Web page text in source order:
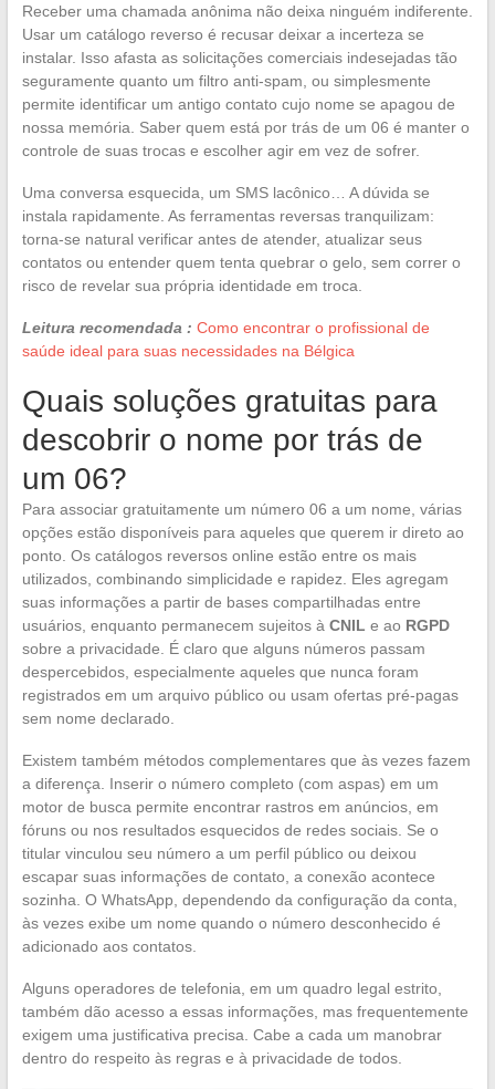
Receber uma chamada anônima não deixa ninguém indiferente.
Usar um catálogo reverso é recusar deixar a incerteza se
instalar. Isso afasta as solicitações comerciais indesejadas tão
seguramente quanto um filtro anti-spam, ou simplesmente
permite identificar um antigo contato cujo nome se apagou de
nossa memória. Saber quem está por trás de um 06 é manter o
controle de suas trocas e escolher agir em vez de sofrer.
Uma conversa esquecida, um SMS lacônico… A dúvida se
instala rapidamente. As ferramentas reversas tranquilizam:
torna-se natural verificar antes de atender, atualizar seus
contatos ou entender quem tenta quebrar o gelo, sem correr o
risco de revelar sua própria identidade em troca.
Leitura recomendada : Como encontrar o profissional de
saúde ideal para suas necessidades na Bélgica
Quais soluções gratuitas para
descobrir o nome por trás de
um 06?
Para associar gratuitamente um número 06 a um nome, várias
opções estão disponíveis para aqueles que querem ir direto ao
ponto. Os catálogos reversos online estão entre os mais
utilizados, combinando simplicidade e rapidez. Eles agregam
suas informações a partir de bases compartilhadas entre
usuários, enquanto permanecem sujeitos à CNIL e ao RGPD
sobre a privacidade. É claro que alguns números passam
despercebidos, especialmente aqueles que nunca foram
registrados em um arquivo público ou usam ofertas pré-pagas
sem nome declarado.
Existem também métodos complementares que às vezes fazem
a diferença. Inserir o número completo (com aspas) em um
motor de busca permite encontrar rastros em anúncios, em
fóruns ou nos resultados esquecidos de redes sociais. Se o
titular vinculou seu número a um perfil público ou deixou
escapar suas informações de contato, a conexão acontece
sozinha. O WhatsApp, dependendo da configuração da conta,
às vezes exibe um nome quando o número desconhecido é
adicionado aos contatos.
Alguns operadores de telefonia, em um quadro legal estrito,
também dão acesso a essas informações, mas frequentemente
exigem uma justificativa precisa. Cabe a cada um manobrar
dentro do respeito às regras e à privacidade de todos.